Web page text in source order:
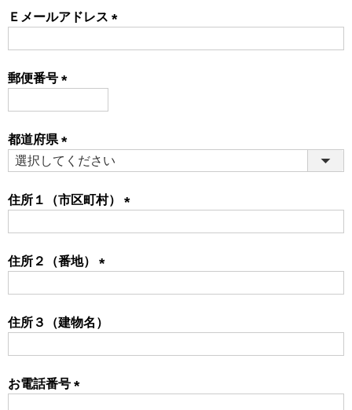
Ｅメールアドレス
郵便番号
都道府県
(必
住所１（市区町村）
住所２（番地）
住所３（建物名）
お電話番号